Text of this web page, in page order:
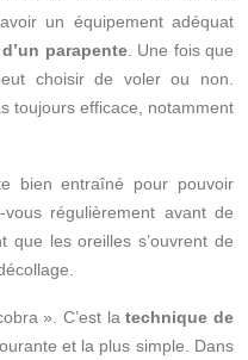
un équipement adéquat
parapente. Une fois que
choisir de voler ou non.
toujours efficace, notamment
bien entraîné pour pouvoir
régulièrement avant de
que les oreilles s’ouvrent de
». C’est latechnique de
et la plus simple. Dans